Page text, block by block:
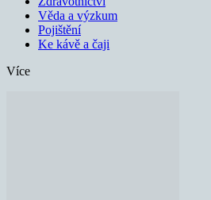
Věda a výzkum
Pojištění
Ke kávě a čaji
Více